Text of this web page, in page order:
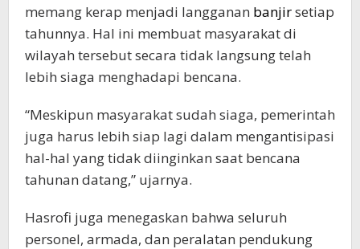
memang kerap menjadi langganan banjirsetiap
tahunnya. Hal ini membuat masyarakat di
wilayah tersebut secara tidak langsung telah
lebih siaga menghadapi bencana.
“Meskipun masyarakat sudah siaga, pemerintah
juga harus lebih siap lagi dalam mengantisipasi
hal-hal yang tidak diinginkan saat bencana
tahunan datang,” ujarnya.
Hasrofi juga menegaskan bahwa seluruh
personel, armada, dan peralatan pendukung